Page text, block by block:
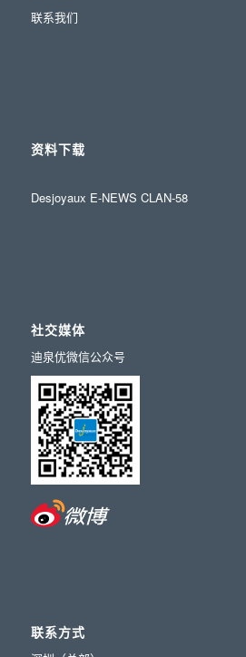
联系我们
资料下载
Desjoyaux E-NEWS CLAN-58
社交媒体
迪泉优微信公众号
联系方式